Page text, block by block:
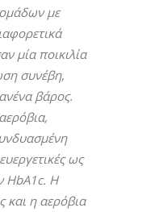
με
μία ποικιλία
συνέβη,
βάρος.
ως
HbA1c. Η
και η αερόβια